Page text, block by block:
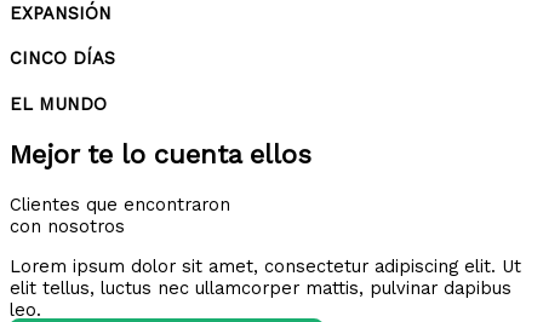
EXPANSIÓN
CINCO DÍAS
EL MUNDO
Mejor te lo cuenta ellos
Clientes que encontraron
con nosotros
Lorem ipsum dolor sit amet, consectetur adipiscing elit. Ut
elit tellus, luctus nec ullamcorper mattis, pulvinar dapibus
leo.